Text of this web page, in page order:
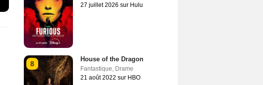
27 juillet 2026 sur Hulu
8
House of the Dragon
Fantastique, Drame
21 août 2022 sur HBO